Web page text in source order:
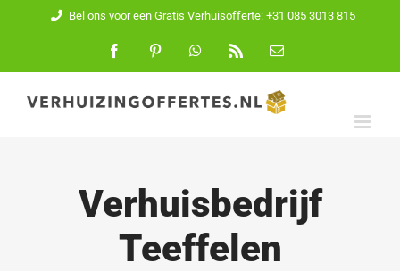
inhoud
Bel ons voor een Gratis Verhuisofferte: +31 085 3013 815
FacebookPinterest WhatsApp
E-
Verhuisbedrijf
Teeffelen